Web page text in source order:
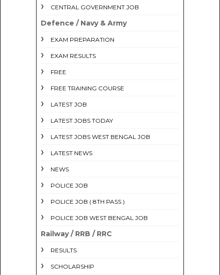
CENTRAL GOVERNMENT JOB
Defence / Navy & Army
EXAM PREPARATION
EXAM RESULTS
FREE
FREE TRAINING COURSE
LATEST JOB
LATEST JOBS TODAY
LATEST JOBS WEST BENGAL JOB
LATEST NEWS
NEWS
POLICE JOB
POLICE JOB ( 8TH PASS )
POLICE JOB WEST BENGAL JOB
Railway / RRB / RRC
RESULTS
SCHOLARSHIP